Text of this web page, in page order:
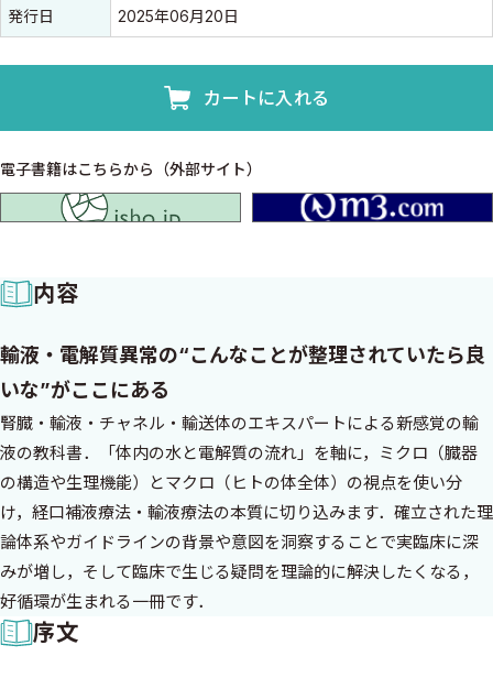
発行日 2025年06月20日
カートに入れる
電子書籍はこちらから（外部サイト）
内容
輸液・電解質異常の“こんなことが整理されていたら良
いな”がここにある
腎臓・輸液・チャネル・輸送体のエキスパートによる新感覚の輸
液の教科書．「体内の水と電解質の流れ」を軸に，ミクロ（臓器
の構造や生理機能）とマクロ（ヒトの体全体）の視点を使い分
け，経口補液療法・輸液療法の本質に切り込みます．確立された理
論体系やガイドラインの背景や意図を洞察することで実臨床に深
みが増し，そして臨床で生じる疑問を理論的に解決したくなる，
好循環が生まれる一冊です．
序文